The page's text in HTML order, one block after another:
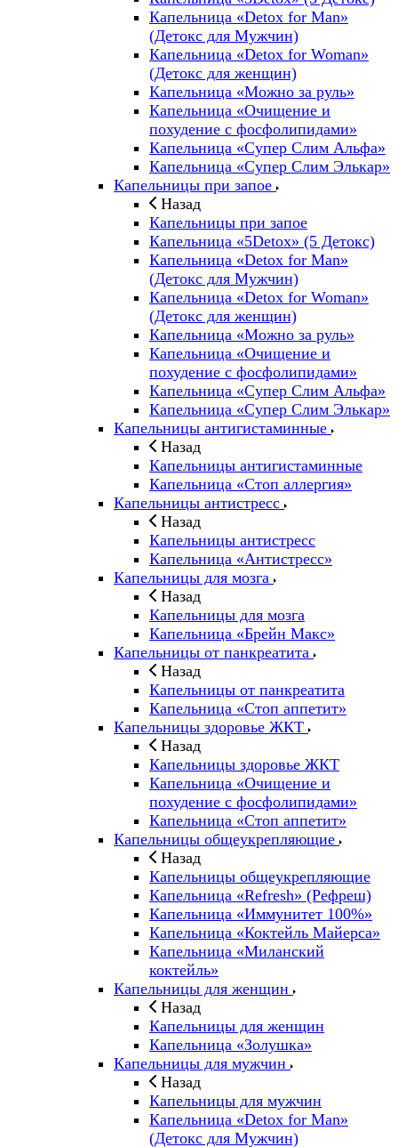
Капельница «Detox for Man»
(Детокс для Мужчин)
Капельница «Detox for Woman»
(Детокс для женщин)
Капельница «Можно за руль»
Капельница «Очищение и
похудение с фосфолипидами»
Капельница «Супер Слим Альфа»
Капельница «Супер Слим Элькар»
Капельницы при запое
Назад
Капельницы при запое
Капельница «5Detox» (5 Детокс)
Капельница «Detox for Man»
(Детокс для Мужчин)
Капельница «Detox for Woman»
(Детокс для женщин)
Капельница «Можно за руль»
Капельница «Очищение и
похудение с фосфолипидами»
Капельница «Супер Слим Альфа»
Капельница «Супер Слим Элькар»
Капельницы антигистаминные
Назад
Капельницы антигистаминные
Капельница «Стоп аллергия»
Капельницы антистресс
Назад
Капельницы антистресс
Капельница «Антистресс»
Капельницы для мозга
Назад
Капельницы для мозга
Капельница «Брейн Макс»
Капельницы от панкреатита
Назад
Капельницы от панкреатита
Капельница «Стоп аппетит»
Капельницы здоровье ЖКТ
Назад
Капельницы здоровье ЖКТ
Капельница «Очищение и
похудение с фосфолипидами»
Капельница «Стоп аппетит»
Капельницы общеукрепляющие
Назад
Капельницы общеукрепляющие
Капельница «Refresh» (Рефреш)
Капельница «Иммунитет 100%»
Капельница «Коктейль Майерса»
Капельница «Миланский
коктейль»
Капельницы для женщин
Назад
Капельницы для женщин
Капельница «Золушка»
Капельницы для мужчин
Назад
Капельницы для мужчин
Капельница «Detox for Man»
(Детокс для Мужчин)